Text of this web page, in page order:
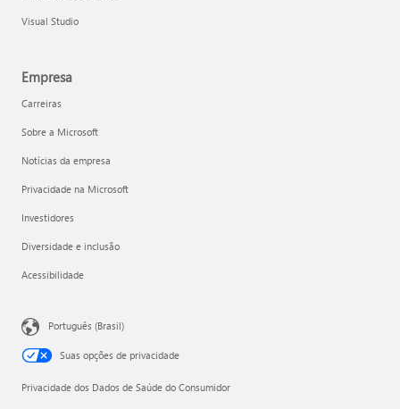
Visual Studio
Empresa
Carreiras
Sobre a Microsoft
Notícias da empresa
Privacidade na Microsoft
Investidores
Diversidade e inclusão
Acessibilidade
Português (Brasil)
Suas opções de privacidade
Privacidade dos Dados de Saúde do Consumidor